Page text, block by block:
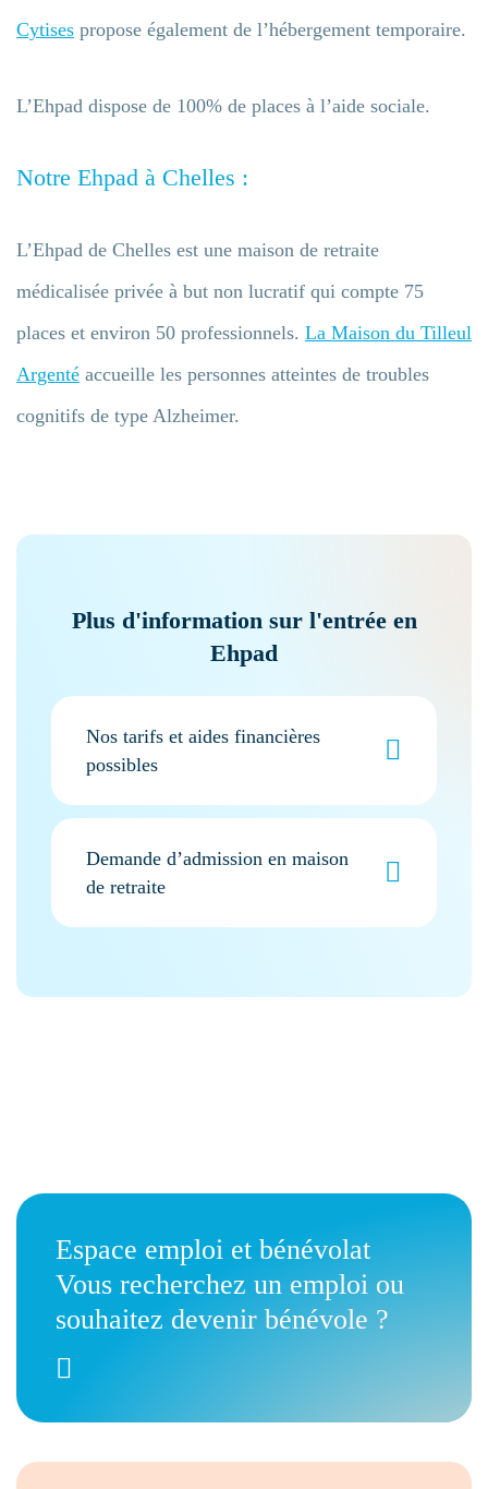
Cytises propose également de l’hébergement temporaire.
L’Ehpad dispose de 100% de places à l’aide sociale.
Notre Ehpad à Chelles :
L’Ehpad de Chelles est une maison de retraite
médicalisée privée à but non lucratif qui compte 75
places et environ 50 professionnels. La Maison du Tilleul
Argenté accueille les personnes atteintes de troubles
cognitifs de type Alzheimer.
Plus d'information sur l'entrée en
Ehpad
Nos tarifs et aides financières
possibles
Demande d’admission en maison
de retraite
Espace emploi et bénévolat
Vous recherchez un emploi ou
souhaitez devenir bénévole ?